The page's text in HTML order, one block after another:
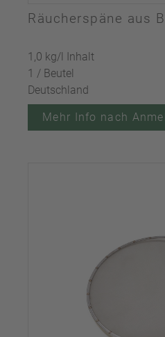
Räucherspäne aus
1,0 kg/l Inhalt
1 / Beutel
Deutschland
Mehr Info nach